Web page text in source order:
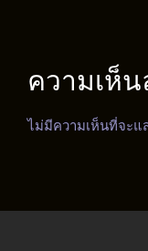
ความเห็
ไม่มีความเห็นที่จะแ